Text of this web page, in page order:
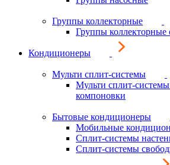
Группы коллекторные
Группы коллекторные
Кондиционеры
Мульти сплит-системы
Мульти сплит-
компоновки
Бытовые кондиционеры
Мобильные
Сплит-системы
Сплит-системы